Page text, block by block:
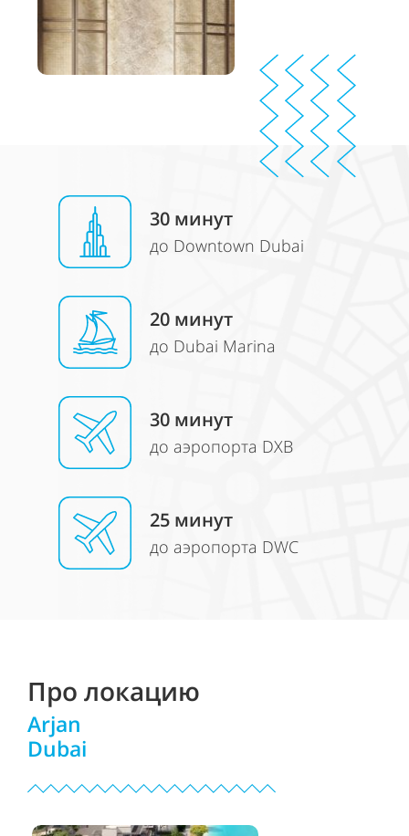
30 минут
до Downtown Dubai
20 минут
до Dubai Marina
30 минут
до аэропорта DXB
25 минут
до аэропорта DWC
Про локацию
Arjan
Dubai